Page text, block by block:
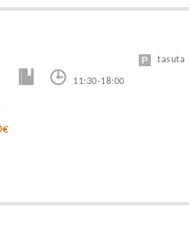
11:30-18:00
tasuta